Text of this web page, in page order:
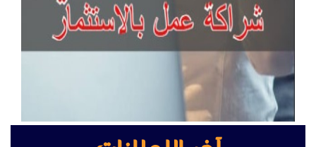
جراند ستريم هواتف